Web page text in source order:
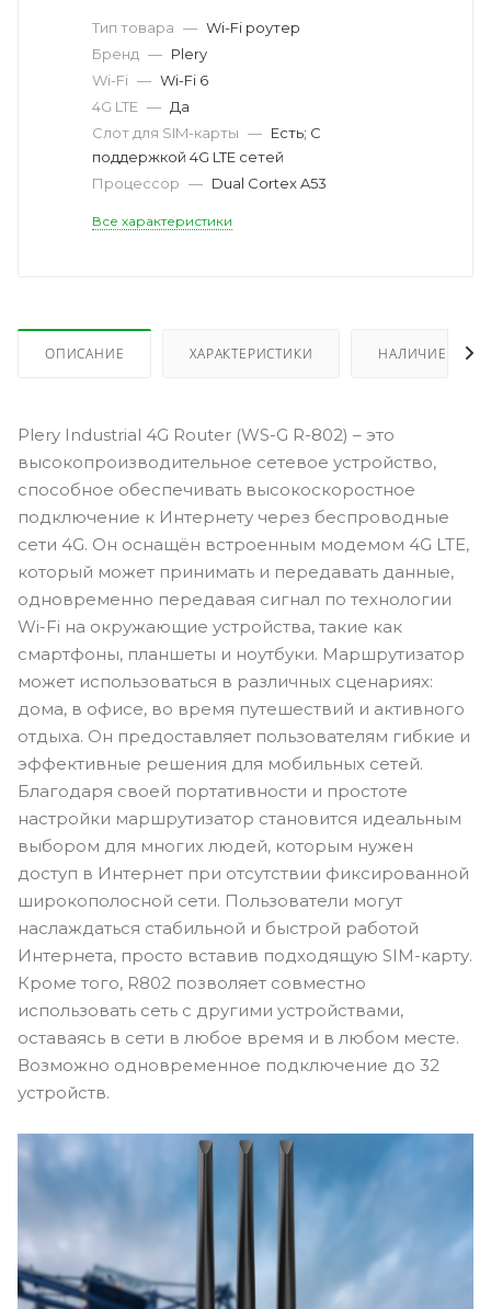
Тип товара — Wi-Fi роутер
Бренд — Plery
Wi-Fi — Wi-Fi 6
4G LTE — Да
Слот для SIM-карты — Есть; С
поддержкой 4G LTE сетей
Процессор — Dual Cortex A53
Все характеристики
ОПИСАНИЕ ХАРАКТЕРИСТИКИ НАЛИЧИЕ
Plery Industrial 4G Router (WS-G R-802) – это
высокопроизводительное сетевое устройство,
способное обеспечивать высокоскоростное
подключение к Интернету через беспроводные
сети 4G. Он оснащён встроенным модемом 4G LTE,
который может принимать и передавать данные,
одновременно передавая сигнал по технологии
Wi-Fi на окружающие устройства, такие как
смартфоны, планшеты и ноутбуки. Маршрутизатор
может использоваться в различных сценариях:
дома, в офисе, во время путешествий и активного
отдыха. Он предоставляет пользователям гибкие и
эффективные решения для мобильных сетей.
Благодаря своей портативности и простоте
настройки маршрутизатор становится идеальным
выбором для многих людей, которым нужен
доступ в Интернет при отсутствии фиксированной
широкополосной сети. Пользователи могут
наслаждаться стабильной и быстрой работой
Интернета, просто вставив подходящую SIM-карту.
Кроме того, R802 позволяет совместно
использовать сеть с другими устройствами,
оставаясь в сети в любое время и в любом месте.
Возможно одновременное подключение до 32
устройств.